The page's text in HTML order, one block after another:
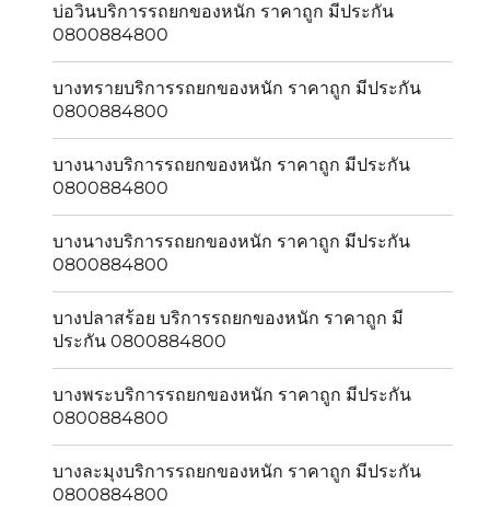
บ่อวินบริการรถยกของหนัก ราคาถูก มีประกัน
0800884800
บางทรายบริการรถยกของหนัก ราคาถูก มีประกัน
0800884800
บางนางบริการรถยกของหนัก ราคาถูก มีประกัน
0800884800
บางนางบริการรถยกของหนัก ราคาถูก มีประกัน
0800884800
บางปลาสร้อย บริการรถยกของหนัก ราคาถูก มี
ประกัน 0800884800
บางพระบริการรถยกของหนัก ราคาถูก มีประกัน
0800884800
บางละมุงบริการรถยกของหนัก ราคาถูก มีประกัน
0800884800